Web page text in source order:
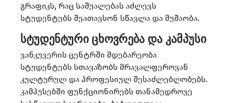
გრაფიკს, რაც საშუალებას აძლევს
სტუდენტებს შეათავსონ სწავლა და მუშაობა. ​
სტუდენტური ცხოვრება და კამპუსი
ვანკუვერის ცენტრში მდებარეობა
სტუდენტებს სთავაზობს მრავალფეროვან
კულტურულ და პროფესიულ შესაძლებლობებს.
კამპუსებში ფუნქციონირებს თანამედროვე